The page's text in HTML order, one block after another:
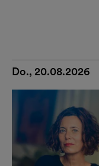
Do., 20.08.2026